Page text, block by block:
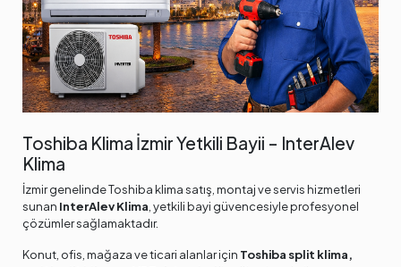
Toshiba Klima İzmir Yetkili Bayii – InterAlev
Klima
İzmir genelinde Toshiba klima satış, montaj ve servis hizmetleri
sunan InterAlev Klima , yetkili bayi güvencesiyle profesyonel
çözümler sağlamaktadır.
Konut, ofis, mağaza ve ticari alanlar için Toshiba split klima,